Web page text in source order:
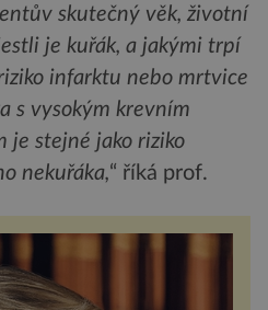
skutečný věk, životní
je kuřák, a jakými trpí
infarktu nebo mrtvice
s vysokým krevním
je stejné jako riziko
nekuřáka,“ říká prof.